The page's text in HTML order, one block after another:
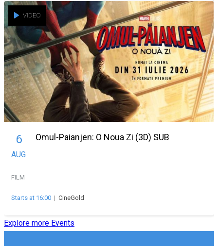
VIDEO
6
AUG
Omul-Paianjen: O Noua Zi (3D) SUB
FILM
Starts at 16:00 | CineGold
Explore more Events